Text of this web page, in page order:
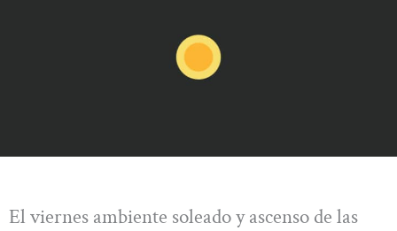
El viernes ambiente soleado y ascenso de las